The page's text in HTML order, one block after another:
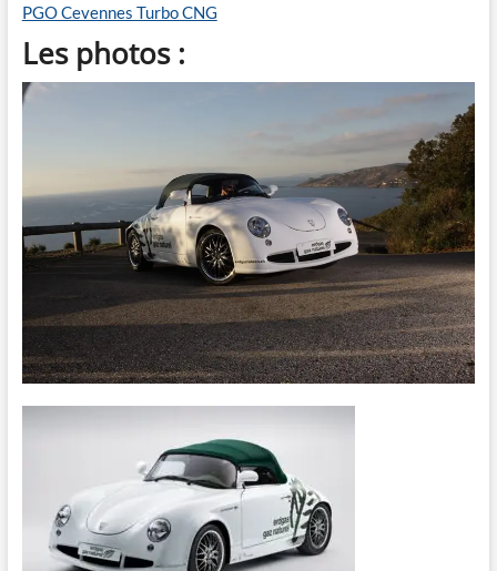
PGO Cevennes Turbo CNG
Les photos :